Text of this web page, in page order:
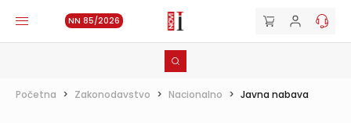
NN 85/2026
Početna > Zakonodavstvo > Nacionalno > Javna nabava